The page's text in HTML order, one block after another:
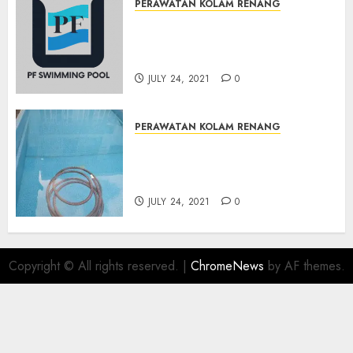
PERAWATAN KOLAM RENANG
JULY 24, 2021 0
PERAWATAN KOLAM RENANG
JULY 24, 2021 0
Copyright © All rights reserved. | ChromeNews by AF themes.